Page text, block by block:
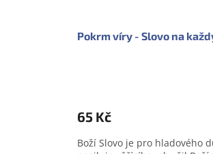
Pokrm víry - Slovo na
65 Kč
Boží Slovo je pro hladového